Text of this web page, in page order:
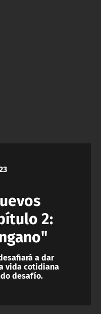
2:
a dar
vida cotidiana
desafío.